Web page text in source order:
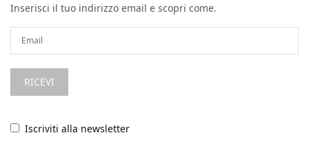
Inserisci il tuo indirizzo email e scopri come.
Iscriviti alla newsletter